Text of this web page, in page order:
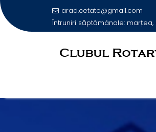
arad.cetate@gmail.com
Întruniri săptămânale: marțea,